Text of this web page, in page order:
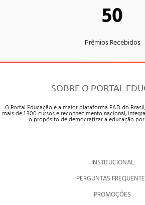
50
Prêmios Recebidos
SOBRE O PORTAL
O Portal Educação é a maior plataforma EAD do
mais de 1.300 cursos e reconhecimento nacional,
o propósito de democratizar a educação
INSTITUCIONAL
PERGUNTAS
PROMOÇÕES